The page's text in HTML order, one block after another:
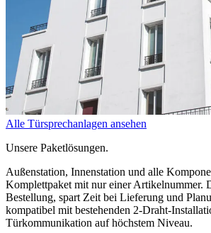
Alle Türsprechanlagen ansehen
Unsere Paketlösungen.
Außenstation, Innenstation und alle
Komplettpaket mit nur einer Artikelnummer.
Bestellung, spart Zeit bei Lieferung und
kompatibel mit bestehenden 2-Draht-
Türkommunikation auf höchstem Niveau.